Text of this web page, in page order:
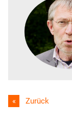
Zurück